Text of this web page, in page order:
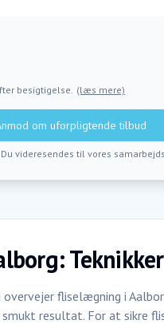
besigtigelse. (læs mere)
om uforpligtende tilbud
videresendes til vores
fliselægning i
resultat. For at sikre